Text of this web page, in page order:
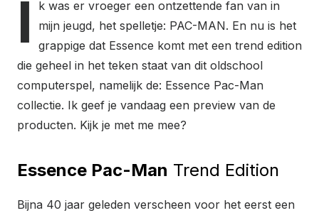
I
k was er vroeger een ontzettende fan van in
mijn jeugd, het spelletje: PAC-MAN. En nu is het
grappige dat Essence komt met een trend edition
die geheel in het teken staat van dit oldschool
computerspel, namelijk de: Essence Pac-Man
collectie. Ik geef je vandaag een preview van de
producten. Kijk je met me mee?
Essence Pac-Man Trend Edition
Bijna 40 jaar geleden verscheen voor het eerst een